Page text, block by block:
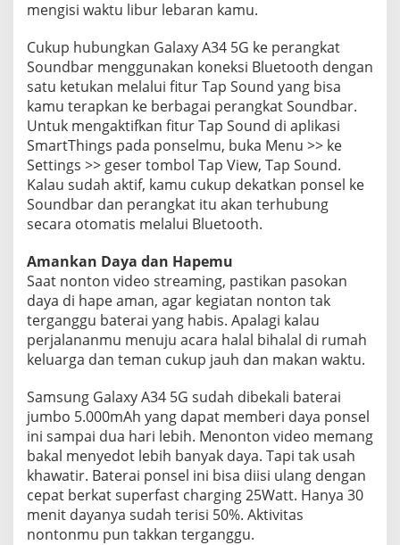
mengisi waktu libur lebaran kamu.
Cukup hubungkan Galaxy A34 5G ke perangkat
Soundbar menggunakan koneksi Bluetooth dengan
satu ketukan melalui fitur Tap Sound yang bisa
kamu terapkan ke berbagai perangkat Soundbar.
Untuk mengaktifkan fitur Tap Sound di aplikasi
SmartThings pada ponselmu, buka Menu >> ke
Settings >> geser tombol Tap View, Tap Sound.
Kalau sudah aktif, kamu cukup dekatkan ponsel ke
Soundbar dan perangkat itu akan terhubung
secara otomatis melalui Bluetooth.
Amankan Daya dan Hapemu
Saat nonton video streaming, pastikan pasokan
daya di hape aman, agar kegiatan nonton tak
terganggu baterai yang habis. Apalagi kalau
perjalananmu menuju acara halal bihalal di rumah
keluarga dan teman cukup jauh dan makan waktu.
Samsung Galaxy A34 5G sudah dibekali baterai
jumbo 5.000mAh yang dapat memberi daya ponsel
ini sampai dua hari lebih. Menonton video memang
bakal menyedot lebih banyak daya. Tapi tak usah
khawatir. Baterai ponsel ini bisa diisi ulang dengan
cepat berkat superfast charging 25Watt. Hanya 30
menit dayanya sudah terisi 50%. Aktivitas
nontonmu pun takkan terganggu.